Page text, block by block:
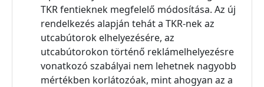
TKR fentieknek megfelelő módosítása. Az új
rendelkezés alapján tehát a TKR-nek az
utcabútorok elhelyezésére, az
utcabútorokon történő reklámelhelyezésre
vonatkozó szabályai nem lehetnek nagyobb
mértékben korlátozóak, mint ahogyan az a